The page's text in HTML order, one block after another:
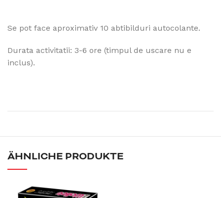
Se pot face aproximativ 10 abtibilduri autocolante.
Durata activitatii: 3-6 ore (timpul de uscare nu e
inclus).
ÄHNLICHE PRODUKTE